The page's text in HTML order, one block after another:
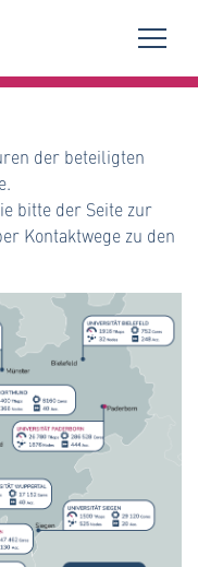
der beteiligten
bitte der Seite zur
Kontaktwege zu den